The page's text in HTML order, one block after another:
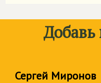
Добавь
Сергей Миронов